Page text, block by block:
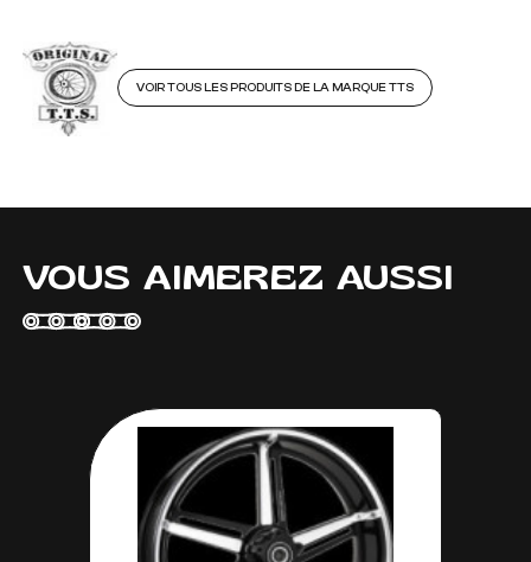
VOIR TOUS LES PRODUITS DE LA MARQUE TTS
VOUS AIMEREZ AUSSI